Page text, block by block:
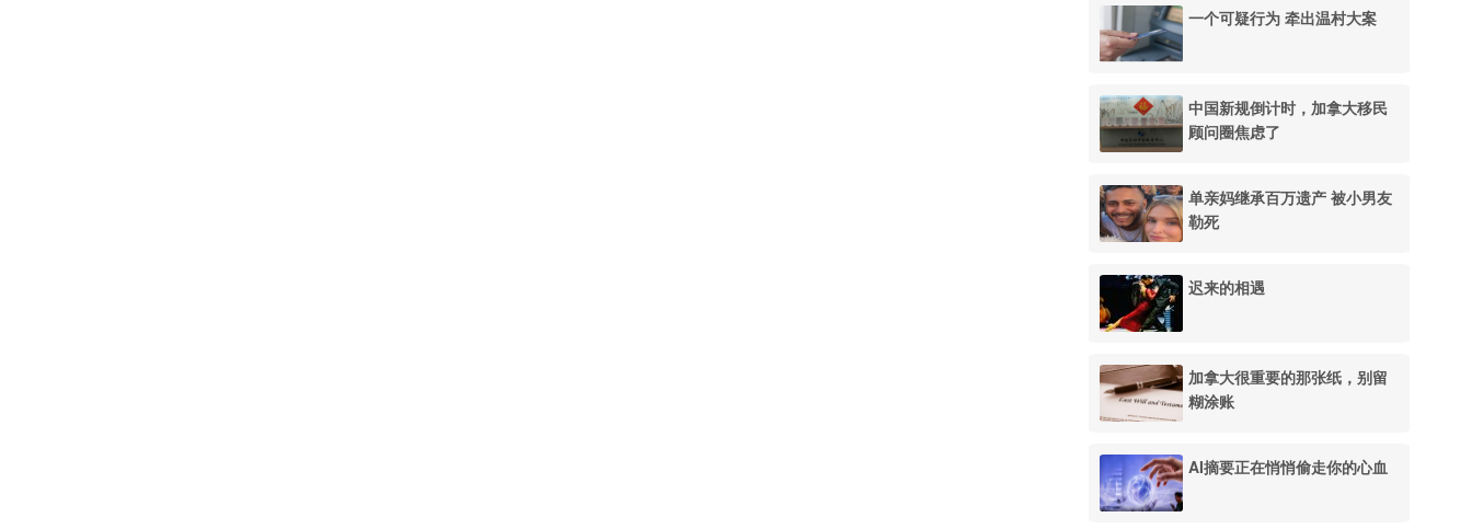
一个可疑行为 牵出温村大案
中国新规倒计时，加拿大移民
顾问圈焦虑了
单亲妈继承百万遗产 被小男友
勒死
迟来的相遇
加拿大很重要的那张纸，别留
糊涂账
AI摘要正在悄悄偷走你的心血